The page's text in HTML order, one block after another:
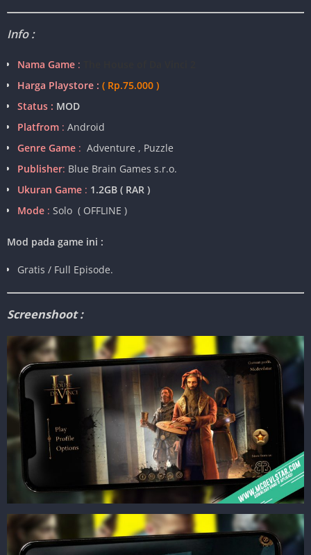
Info :
Nama Game :
Harga Playstore : ( Rp.75.000 )
Status : MOD
Platfrom : Android
Genre Game : Adventure , Puzzle
Publisher: Blue Brain Games s.r.o.
Ukuran Game : 1.2GB ( RAR )
Mode : Solo ( OFFLINE )
Mod pada game ini :
Gratis / Full Episode.
Screenshoot :